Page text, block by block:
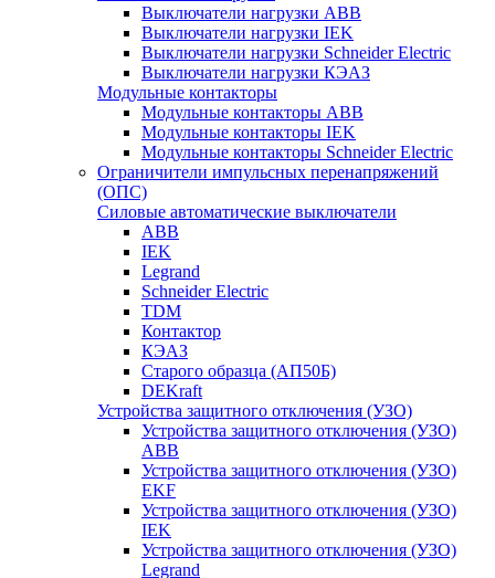
Выключатели нагрузки ABB
Выключатели нагрузки IEK
Выключатели нагрузки Schneider Electric
Выключатели нагрузки КЭАЗ
Модульные контакторы
Модульные контакторы ABB
Модульные контакторы IEK
Модульные контакторы Schneider Electric
Ограничители импульсных перенапряжений
(ОПС)
Силовые автоматические выключатели
ABB
IEK
Legrand
Schneider Electric
TDM
Контактор
КЭАЗ
Старого образца (АП50Б)
DEKraft
Устройства защитного отключения (УЗО)
Устройства защитного отключения (УЗО)
ABB
Устройства защитного отключения (УЗО)
EKF
Устройства защитного отключения (УЗО)
IEK
Устройства защитного отключения (УЗО)
Legrand